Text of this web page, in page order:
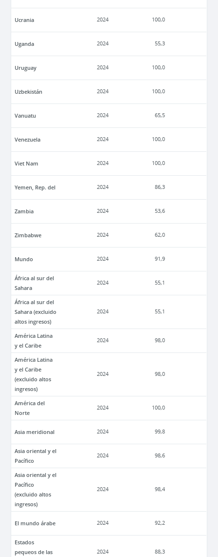
Ucrania 2024 100,0
Uganda 2024 55,3
Uruguay 2024 100,0
Uzbekistán 2024 100,0
Vanuatu 2024 65,5
Venezuela 2024 100,0
Viet Nam 2024 100,0
Yemen, Rep. del 2024 86,3
Zambia 2024 53,6
Zimbabwe 2024 62,0
Mundo 2024 91,9
África al sur del
Sahara
2024 55,1
África al sur del
Sahara (excluido
altos ingresos)
2024 55,1
América Latina
y el Caribe
2024 98,0
América Latina
y el Caribe
(excluido altos
ingresos)
2024 98,0
América del
Norte
2024 100,0
Asia meridional 2024 99,8
Asia oriental y el
Pacífico
2024 98,6
Asia oriental y el
Pacífico
(excluido altos
ingresos)
2024 98,4
El mundo árabe 2024 92,2
Estados
pequeos de las
2024 88,3